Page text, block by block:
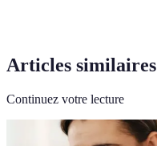
Articles similaires
Continuez votre lecture